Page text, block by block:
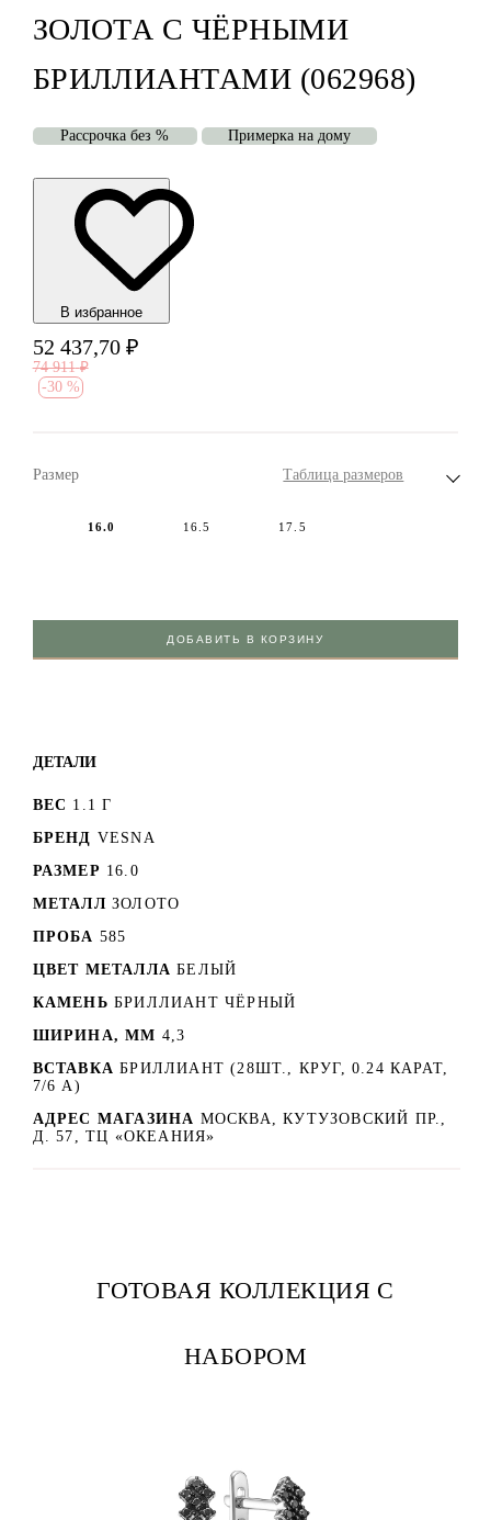
ЗОЛОТА С ЧЁРНЫМИ
БРИЛЛИАНТАМИ (062968)
Рассрочка без % Примерка на дому
В избранноe
52 437,70 ₽
74 911 ₽
-30 %
Размер Таблица размеров
16.0 16.5 17.5
ДОБАВИТЬ В КОРЗИНУ
ДЕТАЛИ
ВЕС 1.1 Г
БРЕНД VESNA
РАЗМЕР 16.0
МЕТАЛЛ ЗОЛОТО
ПРОБА 585
ЦВЕТ МЕТАЛЛА БЕЛЫЙ
КАМЕНЬ БРИЛЛИАНТ ЧЁРНЫЙ
ШИРИНА, ММ 4,3
ВСТАВКА БРИЛЛИАНТ (28ШТ., КРУГ, 0.24 КАРАТ,
7/6 А)
АДРЕС МАГАЗИНА МОСКВА, КУТУЗОВСКИЙ ПР.,
Д. 57, ТЦ «ОКЕАНИЯ»
ГОТОВАЯ КОЛЛЕКЦИЯ С
НАБОРОМ